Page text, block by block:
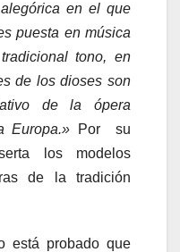
en el que
puesta en música
tono, en
de los dioses son
de la ópera
Europa.» Por su
los modelos
de la tradición
está probado que